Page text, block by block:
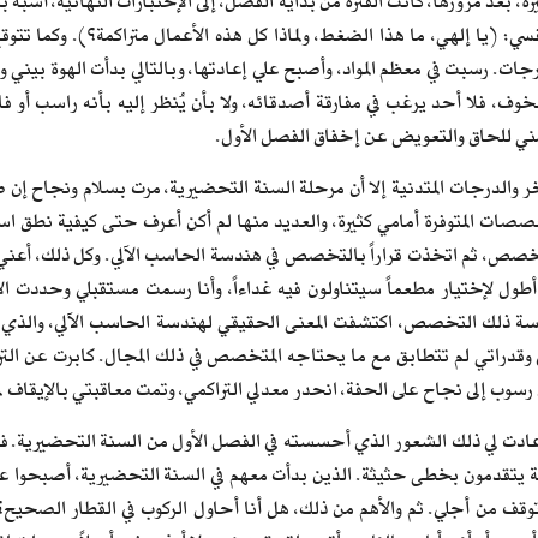
(يا إلهي، ما هذا الضغط، ولماذا كل هذه الأعمال متراكمة؟). وكما
رسبت في معظم المواد، وأصبح علي إعادتها، وبالتالي بدأت الهوة
فلا أحد يرغب في مفارقة أصدقائه، ولا بأن يُنظر إليه بأنه
مني للحاق والتعويض عن إخفاق الفصل الأول.
والدرجات المتدنية إلا أن مرحلة السنة التحضيرية، مرت بسلام
المتوفرة أمامي كثيرة، والعديد منها لم أكن أعرف حتى كيفية
ثم اتخذت قراراً بالتخصص في هندسة الحاسب الآلي. وكل ذلك، أعني
لإختيار مطعماً سيتناولون فيه غداءاً، وأنا رسمت مستقبلي
ذلك التخصص، اكتشفت المعنى الحقيقي لهندسة الحاسب الآلي،
وقدراتي لم تتطابق مع ما يحتاجه المتخصص في ذلك المجال. كابرت عن
إلى نجاح على الحفة، انحدر معدلي التراكمي، وتمت معاقبتي
لي ذلك الشعور الذي أحسسته في الفصل الأول من السنة
يتقدمون بخطى حثيثة. الذين بدأت معهم في السنة التحضيرية، أصبحوا
من أجلي. ثم والأهم من ذلك، هل أنا أحاول الركوب في القطار